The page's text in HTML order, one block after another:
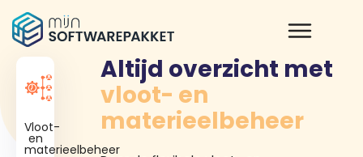
Vloot-
en
materieelbeheer
Altijd overzicht met
vloot- en
materieelbeheer